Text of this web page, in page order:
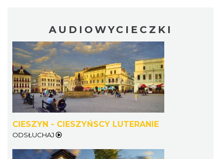
Cieszyn
0.10 km
AUDIOWYCIECZKI
CIESZYN - CIESZYŃSCY LUTERANIE
ODSŁUCHAJ